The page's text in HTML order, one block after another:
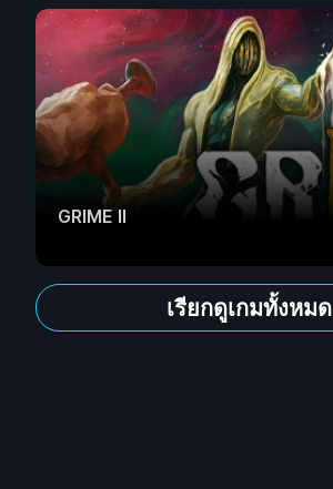
GRIME II
เรียกดูเกมทั้งหมด